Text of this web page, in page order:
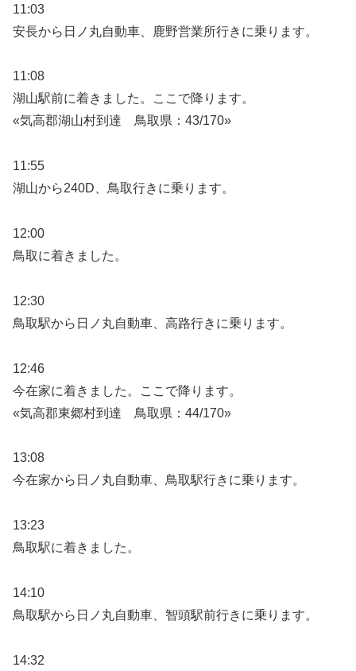
11:03
安長から日ノ丸自動車、鹿野営業所行きに乗ります。
11:08
湖山駅前に着きました。ここで降ります。
«気高郡湖山村到達 鳥取県：43/170»
11:55
湖山から240D、鳥取行きに乗ります。
12:00
鳥取に着きました。
12:30
鳥取駅から日ノ丸自動車、高路行きに乗ります。
12:46
今在家に着きました。ここで降ります。
«気高郡東郷村到達 鳥取県：44/170»
13:08
今在家から日ノ丸自動車、鳥取駅行きに乗ります。
13:23
鳥取駅に着きました。
14:10
鳥取駅から日ノ丸自動車、智頭駅前行きに乗ります。
14:32